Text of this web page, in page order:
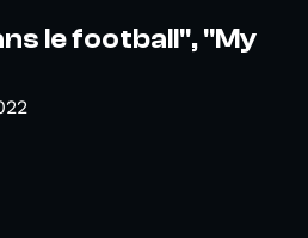
le football", "My